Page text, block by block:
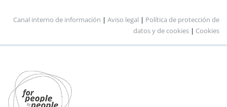
Canal interno de información | Aviso legal | Política de protección de
datos y de cookies | Cookies